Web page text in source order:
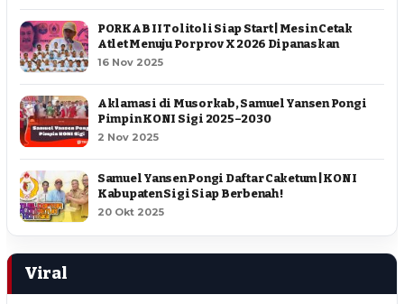
PORKAB II Tolitoli Siap Start | Mesin Cetak
Atlet Menuju Porprov X 2026 Dipanaskan
16 Nov 2025
Aklamasi di Musorkab, Samuel Yansen Pongi
Pimpin KONI Sigi 2025–2030
2 Nov 2025
Samuel Yansen Pongi Daftar Caketum | KONI
Kabupaten Sigi Siap Berbenah !
20 Okt 2025
Viral